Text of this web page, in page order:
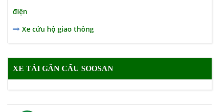
điện
Xe cứu hộ giao thông
XE TẢI GẮN CẨU SOOSAN